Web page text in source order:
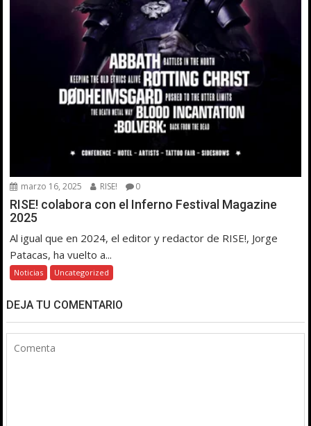
marzo 16, 2025 RISE! 0
RISE! colabora con el Inferno Festival Magazine
2025
Al igual que en 2024, el editor y redactor de RISE!, Jorge
Patacas, ha vuelto a...
Noticias Uncategorized
DEJA TU COMENTARIO